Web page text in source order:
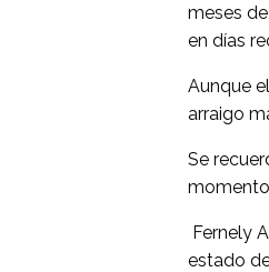
meses
en días
Aunque
arraigo
Se
Fernely
estado